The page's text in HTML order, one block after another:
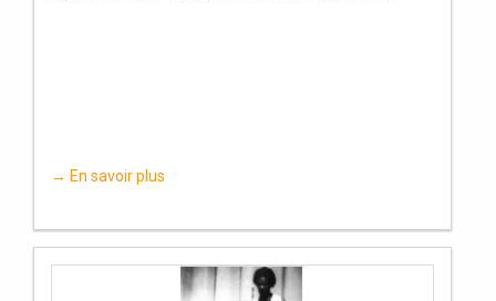
→ En savoir plus